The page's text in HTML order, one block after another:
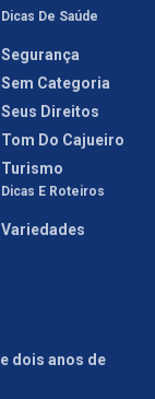
Dicas De Saúde
Segurança
Sem Categoria
Seus Direitos
Tom Do Cajueiro
Turismo
Dicas E Roteiros
Variedades
dois anos de